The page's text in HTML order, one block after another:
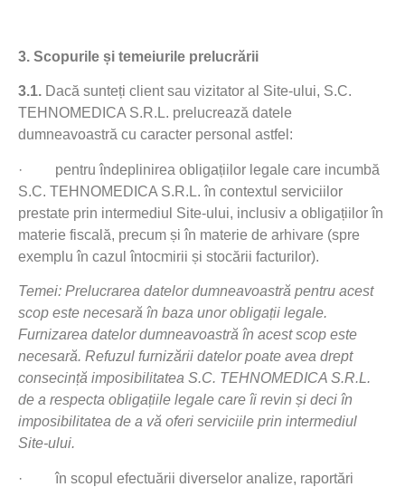
3. Scopurile și temeiurile prelucrării
3.1. Dacă sunteți client sau vizitator al Site-ului, S.C.
TEHNOMEDICA S.R.L. prelucrează datele
dumneavoastră cu caracter personal astfel:
· pentru îndeplinirea obligațiilor legale care incumbă
S.C. TEHNOMEDICA S.R.L. în contextul serviciilor
prestate prin intermediul Site-ului, inclusiv a obligațiilor în
materie fiscală, precum și în materie de arhivare (spre
exemplu în cazul întocmirii și stocării facturilor).
Temei: Prelucrarea datelor dumneavoastră pentru acest
scop este necesară în baza unor obligații legale.
Furnizarea datelor dumneavoastră în acest scop este
necesară. Refuzul furnizării datelor poate avea drept
consecință imposibilitatea S.C. TEHNOMEDICA S.R.L.
de a respecta obligațiile legale care îi revin și deci în
imposibilitatea de a vă oferi serviciile prin intermediul
Site-ului.
· în scopul efectuării diverselor analize, raportări